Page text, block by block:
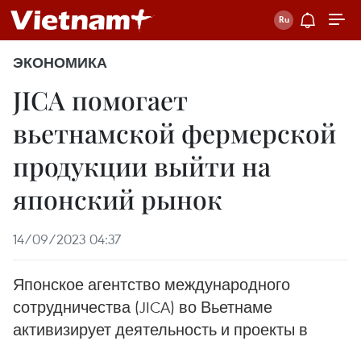
ЭКОНОМИКА
JICA помогает
вьетнамской фермерской
продукции выйти на
японский рынок
14/09/2023 04:37
Японское агентство международного
сотрудничества (JICA) во Вьетнаме
активизирует деятельность и проекты в